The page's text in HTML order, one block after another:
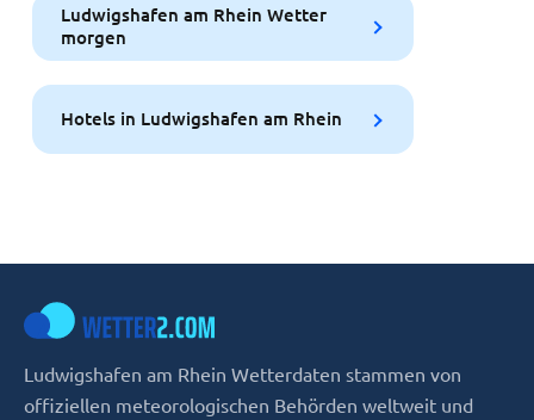
Ludwigshafen am Rhein Wetter
morgen
Hotels in Ludwigshafen am Rhein
Ludwigshafen am Rhein Wetterdaten stammen von
offiziellen meteorologischen Behörden weltweit und